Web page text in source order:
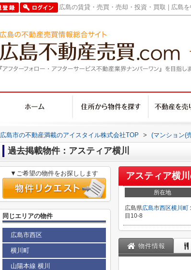
広島の賃貸・売買・売却・投資・買取 | 広島
広島市の不動産満載のアイスタイル株式会社TOP > (マンション(
過去掲載物件：アスティア横川
アスティア横川
所在地
広島県広島市西区横川町
目10-8
物件情報
▼ご希望の物件をお探しします
同じエリアの物件
広島市西区
横川町
山陽本線 横川